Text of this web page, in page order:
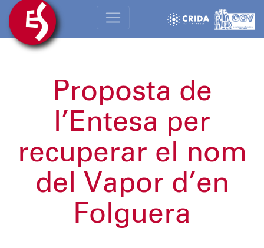
Proposta de
l’Entesa per
recuperar el nom
del Vapor d’en
Folguera